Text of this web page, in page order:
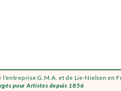
G.M.A. et de Lie-Nielsen en
pour Artistes depuis 1856